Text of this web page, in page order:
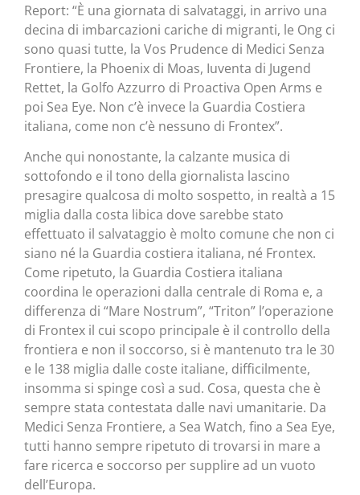
Report: “È una giornata di salvataggi, in arrivo una
decina di imbarcazioni cariche di migranti, le Ong ci
sono quasi tutte, la Vos Prudence di Medici Senza
Frontiere, la Phoenix di Moas, Iuventa di Jugend
Rettet, la Golfo Azzurro di Proactiva Open Arms e
poi Sea Eye. Non c’è invece la Guardia Costiera
italiana, come non c’è nessuno di Frontex”.
Anche qui nonostante, la calzante musica di
sottofondo e il tono della giornalista lascino
presagire qualcosa di molto sospetto, in realtà a 15
miglia dalla costa libica dove sarebbe stato
effettuato il salvataggio è molto comune che non ci
siano né la Guardia costiera italiana, né Frontex.
Come ripetuto, la Guardia Costiera italiana
coordina le operazioni dalla centrale di Roma e, a
differenza di “Mare Nostrum”, “Triton” l’operazione
di Frontex il cui scopo principale è il controllo della
frontiera e non il soccorso, si è mantenuto tra le 30
e le 138 miglia dalle coste italiane, difficilmente,
insomma si spinge così a sud. Cosa, questa che è
sempre stata contestata dalle navi umanitarie. Da
Medici Senza Frontiere, a Sea Watch, fino a Sea Eye,
tutti hanno sempre ripetuto di trovarsi in mare a
fare ricerca e soccorso per supplire ad un vuoto
dell’Europa.